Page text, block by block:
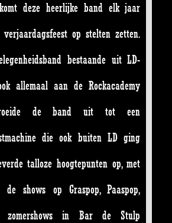
deze heerlijke band elk jaar
op stelten zetten.
bestaande uit LD-
allemaal aan de Rockacademy
de band uit tot een
die ook buiten LD ging
talloze hoogtepunten op, met
shows op Graspop, Paaspop,
zomershows in Bar de Stulp